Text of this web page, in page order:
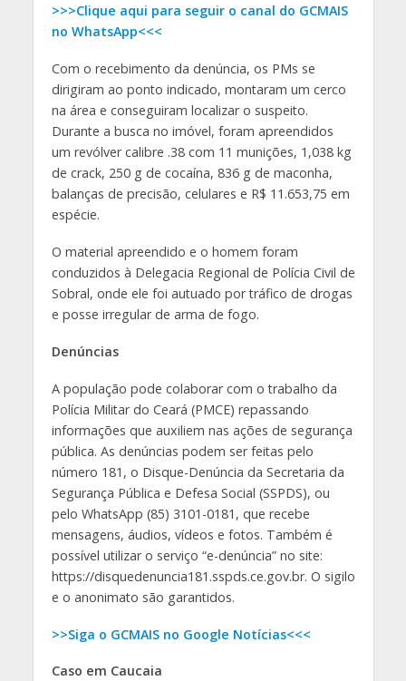
>>>Clique aqui para seguir o canal do GCMAIS
no WhatsApp<<<
Com o recebimento da denúncia, os PMs se
dirigiram ao ponto indicado, montaram um cerco
na área e conseguiram localizar o suspeito.
Durante a busca no imóvel, foram apreendidos
um revólver calibre .38 com 11 munições, 1,038 kg
de crack, 250 g de cocaína, 836 g de maconha,
balanças de precisão, celulares e R$ 11.653,75 em
espécie.
O material apreendido e o homem foram
conduzidos à Delegacia Regional de Polícia Civil de
Sobral, onde ele foi autuado por tráfico de drogas
e posse irregular de arma de fogo.
Denúncias
A população pode colaborar com o trabalho da
Polícia Militar do Ceará (PMCE) repassando
informações que auxiliem nas ações de segurança
pública. As denúncias podem ser feitas pelo
número 181, o Disque-Denúncia da Secretaria da
Segurança Pública e Defesa Social (SSPDS), ou
pelo WhatsApp (85) 3101-0181, que recebe
mensagens, áudios, vídeos e fotos. Também é
possível utilizar o serviço “e-denúncia” no site:
https://disquedenuncia181.sspds.ce.gov.br. O sigilo
e o anonimato são garantidos.
>>Siga o GCMAIS no Google Notícias<<<
Caso em Caucaia